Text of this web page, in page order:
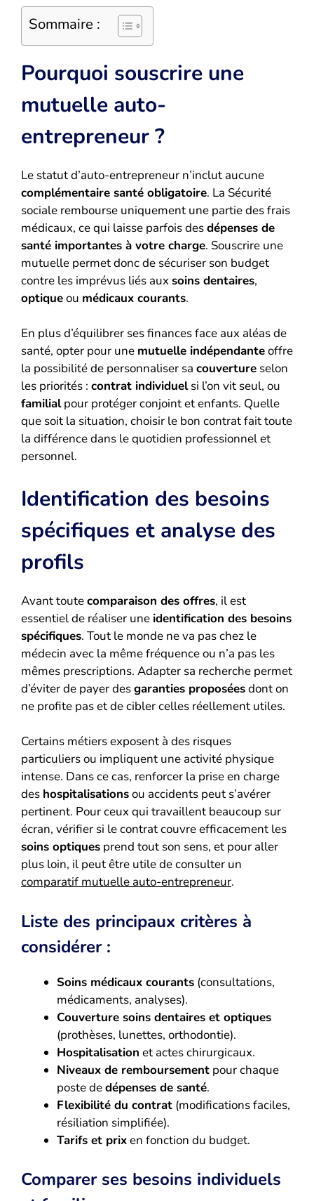
Sommaire :
Pourquoi souscrire une
mutuelle auto-
entrepreneur ?
Le statut d’auto-entrepreneur n’inclut aucune
complémentaire santé obligatoire. La Sécurité
sociale rembourse uniquement une partie des frais
médicaux, ce qui laisse parfois desdépenses de
santé importantes à votre charge. Souscrire une
mutuelle permet donc de sécuriser son budget
contre les imprévus liés aux soins dentaires,
optiqueou médicaux courants.
En plus d’équilibrer ses finances face aux aléas de
santé, opter pour une mutuelle indépendanteoffre
la possibilité de personnaliser sa couverture selon
les priorités : contrat individuelsi l’on vit seul, ou
familialpour protéger conjoint et enfants. Quelle
que soit la situation, choisir le bon contrat fait toute
la différence dans le quotidien professionnel et
personnel.
Identification des besoins
spécifiques et analyse des
profils
Avant toutecomparaison des offres, il est
essentiel de réaliser une identification des besoins
spécifiques. Tout le monde ne va pas chez le
médecin avec la même fréquence ou n’a pas les
mêmes prescriptions. Adapter sa recherche permet
d’éviter de payer desgaranties proposéesdont on
ne profite pas et de cibler celles réellement utiles.
Certains métiers exposent à des risques
particuliers ou impliquent une activité physique
intense. Dans ce cas, renforcer la prise en charge
des hospitalisationsou accidents peut s’avérer
pertinent. Pour ceux qui travaillent beaucoup sur
écran, vérifier si le contrat couvre efficacement les
soins optiques prend tout son sens, et pour aller
plus loin, il peut être utile de consulter un
comparatif mutuelle auto-entrepreneur.
Liste des principaux critères à
considérer :
Soins médicaux courants (consultations,
médicaments, analyses).
Couverture soins dentaires et optiques
(prothèses, lunettes, orthodontie).
Hospitalisation et actes chirurgicaux.
Niveaux de remboursement pour chaque
poste dedépenses de santé.
Flexibilité du contrat (modifications faciles,
résiliation simplifiée).
Tarifs et prixen fonction du budget.
Comparer ses besoins individuels